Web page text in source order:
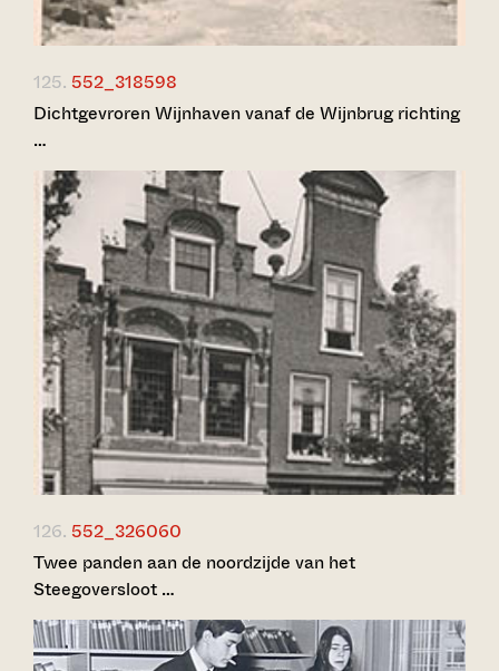
125. 552_318598
Dichtgevroren Wijnhaven vanaf de Wijnbrug richting
…
126. 552_326060
Twee panden aan de noordzijde van het
Steegoversloot …